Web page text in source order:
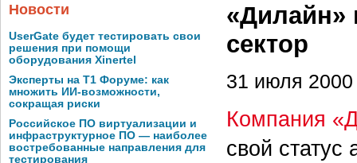
Новости
UserGate будет тестировать свои
решения при помощи
оборудования Xinertel
Эксперты на Т1 Форуме: как
множить ИИ-возможности,
сокращая риски
Российское ПО виртуализации и
инфраструктурное ПО — наиболее
востребованные направления для
тестирования
«Дилайн»
сектор
31 июля 2000
Компания
свой статус